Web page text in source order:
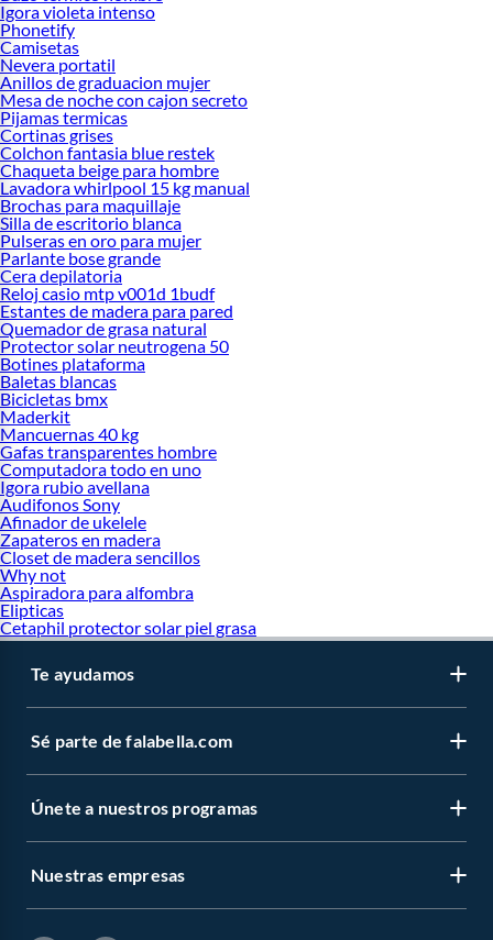
Igora violeta intenso
Phonetify
Camisetas
Nevera portatil
Anillos de graduacion mujer
Mesa de noche con cajon secreto
Pijamas termicas
Cortinas grises
Colchon fantasia blue restek
Chaqueta beige para hombre
Lavadora whirlpool 15 kg manual
Brochas para maquillaje
Silla de escritorio blanca
Pulseras en oro para mujer
Parlante bose grande
Cera depilatoria
Reloj casio mtp v001d 1budf
Estantes de madera para pared
Quemador de grasa natural
Protector solar neutrogena 50
Botines plataforma
Baletas blancas
Bicicletas bmx
Maderkit
Mancuernas 40 kg
Gafas transparentes hombre
Computadora todo en uno
Igora rubio avellana
Audifonos Sony
Afinador de ukelele
Zapateros en madera
Closet de madera sencillos
Why not
Aspiradora para alfombra
Elipticas
Cetaphil protector solar piel grasa
Te ayudamos
Sé parte de falabella.com
Únete a nuestros programas
Nuestras empresas